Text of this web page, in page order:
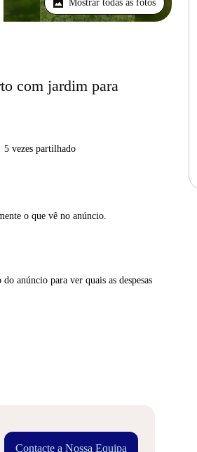
Mostrar todas as fotos
com jardim para
5 vezes partilhado
o que vê no anúncio.
anúncio para ver quais as despesas
Contacte a Nossa Equipa